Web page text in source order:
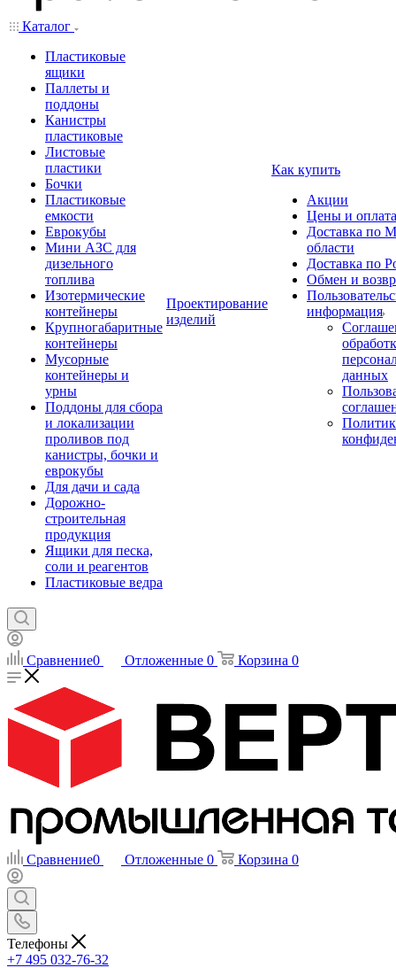
Каталог
Пластиковые
ящики
Паллеты и
поддоны
Канистры
пластиковые
Листовые
пластики
Бочки
Пластиковые
емкости
Еврокубы
Мини АЗС для
дизельного
топлива
Изотермические
контейнеры
Крупногабаритные
контейнеры
Мусорные
контейнеры и
урны
Поддоны для сбора
и локализации
проливов под
канистры, бочки и
еврокубы
Для дачи и сада
Дорожно-
строительная
продукция
Ящики для песка,
соли и реагентов
Пластиковые ведра
Проектирование
изделий
Как купить
Акции
Цены и оплата
Доставка по
области
Доставка по
Обмен и
информация
данных
Сравнение0 Отложенные 0 Корзина 0
Сравнение0 Отложенные 0 Корзина 0
Телефоны
+7 495 032-76-32